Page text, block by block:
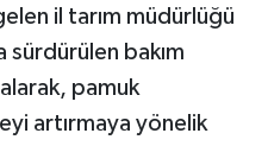
il tarım müdürlüğü
bakım
alarak, pamuk
artırmaya yönelik